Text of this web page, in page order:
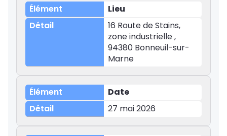
Lieu
16 Route de Stains,
zone industrielle ,
94380 Bonneuil-sur-
Marne
Date
27 mai 2026